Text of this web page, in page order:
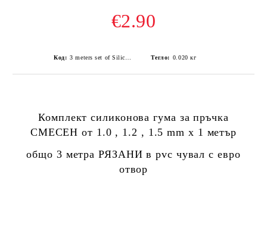
€2.90
Код: Тегло: 0.020 кг
Комплект силиконова гума за пръчка
СМЕСЕН от 1.0 , 1.2 , 1.5 mm x 1 метър
общо 3 метра РЯЗАНИ в pvc чувал с евро
отвор